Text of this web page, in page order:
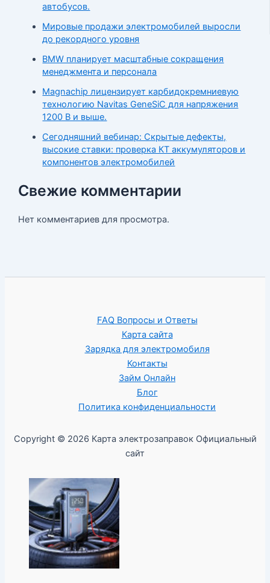
автобусов.
Мировые продажи электромобилей выросли
до рекордного уровня
BMW планирует масштабные сокращения
менеджмента и персонала
Magnachip лицензирует карбидокремниевую
технологию Navitas GeneSiC для напряжения
1200 В и выше.
Сегодняшний вебинар: Скрытые дефекты,
высокие ставки: проверка КТ аккумуляторов и
компонентов электромобилей
Свежие комментарии
Нет комментариев для просмотра.
FAQ Вопросы и Ответы
Карта сайта
Зарядка для электромобиля
Контакты
Займ Онлайн
Блог
Политика конфиденциальности
Copyright © 2026 Карта электрозаправок Официальный
сайт